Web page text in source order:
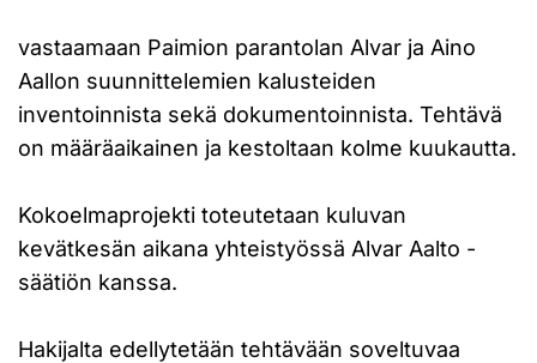
vastaamaan Paimion parantolan Alvar ja Aino
Aallon suunnittelemien kalusteiden
inventoinnista sekä dokumentoinnista. Tehtävä
on määräaikainen ja kestoltaan kolme kuukautta.
Kokoelmaprojekti toteutetaan kuluvan
kevätkesän aikana yhteistyössä Alvar Aalto -
säätiön kanssa.
Hakijalta edellytetään tehtävään soveltuvaa